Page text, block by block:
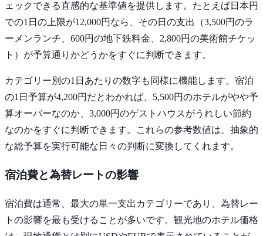
ェックできる直感的な基準値を提供します。たとえば日本円
での1日の上限が12,000円なら、その日の支出（3,500円のラ
ーメンランチ、600円の地下鉄料金、2,800円の美術館チケッ
ト）が予算通りかどうかをすぐに判断できます。
カテゴリー別の1日あたりの数字も同様に機能します。宿泊
の1日予算が4,200円だとわかれば、5,500円のホテルがやや予
算オーバーなのか、3,000円のゲストハウスがうれしい節約
なのかをすぐに判断できます。これらの参考数値は、抽象的
な総予算を実行可能な日々の判断に変換してくれます。
宿泊費と為替レートの影響
宿泊費は通常、最大の単一支出カテゴリーであり、為替レー
トの影響を最も受けることが多いです。観光地のホテル価格